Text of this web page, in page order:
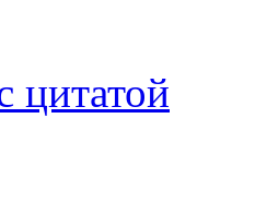
цитатой